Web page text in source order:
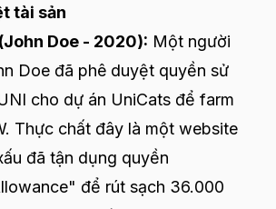
tài sản
Doe - 2020): Một người
Doe đã phê duyệt quyền sử
cho dự án UniCats để farm
Thực chất đây là một website
đã tận dụng quyền
để rút sạch 36.000